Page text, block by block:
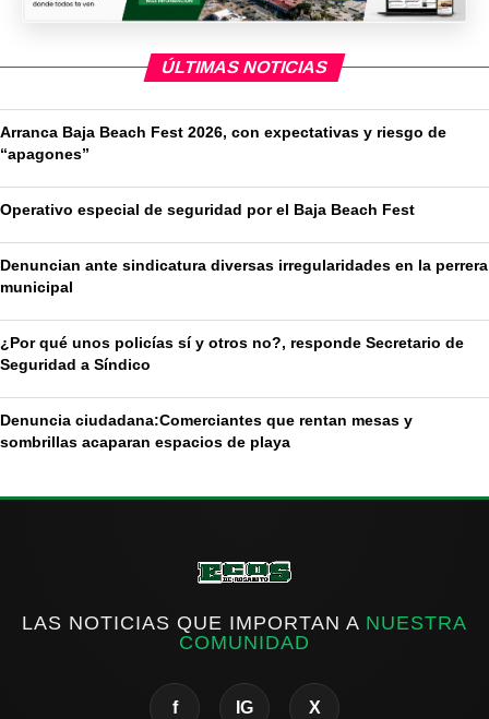
ÚLTIMAS NOTICIAS
Arranca Baja Beach Fest 2026, con expectativas y riesgo de
“apagones”
Operativo especial de seguridad por el Baja Beach Fest
Denuncian ante sindicatura diversas irregularidades en la perrera
municipal
¿Por qué unos policías sí y otros no?, responde Secretario de
Seguridad a Síndico
Denuncia ciudadana:Comerciantes que rentan mesas y
sombrillas acaparan espacios de playa
LAS NOTICIAS QUE IMPORTAN A NUESTRA
COMUNIDAD
f IG X